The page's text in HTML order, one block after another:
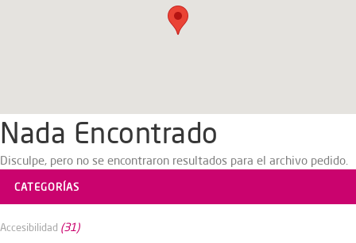
Nada Encontrado
Disculpe, pero no se encontraron resultados para el archivo pedido.
CATEGORÍAS
Accesibilidad (31)